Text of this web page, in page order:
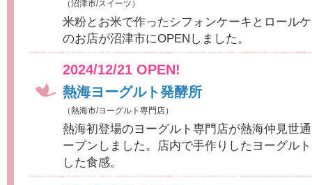
（沼津市/スイーツ）
米粉とお米で作ったシフォンケーキとロール
のお店が沼津市にOPENしました。
2024/12/21 OPEN!
熱海ヨーグルト発酵所
（熱海市/ヨーグルト専門店）
熱海初登場のヨーグルト専門店が熱海仲見世
ープンしました。店内で手作りしたヨーグル
した食感。